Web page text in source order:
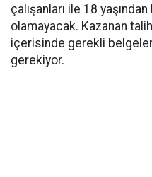
çalışanları ile 18
olamayacak. Kazanan
içerisinde gerekli
gerekiyor.